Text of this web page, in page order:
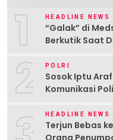
1 HEADLINE NEWS
“Galak” di
Berkutik Saat
2 POLRI
Sosok Iptu
Komunikasi
HEADLINE NEWS
Terjun Bebas
Orang